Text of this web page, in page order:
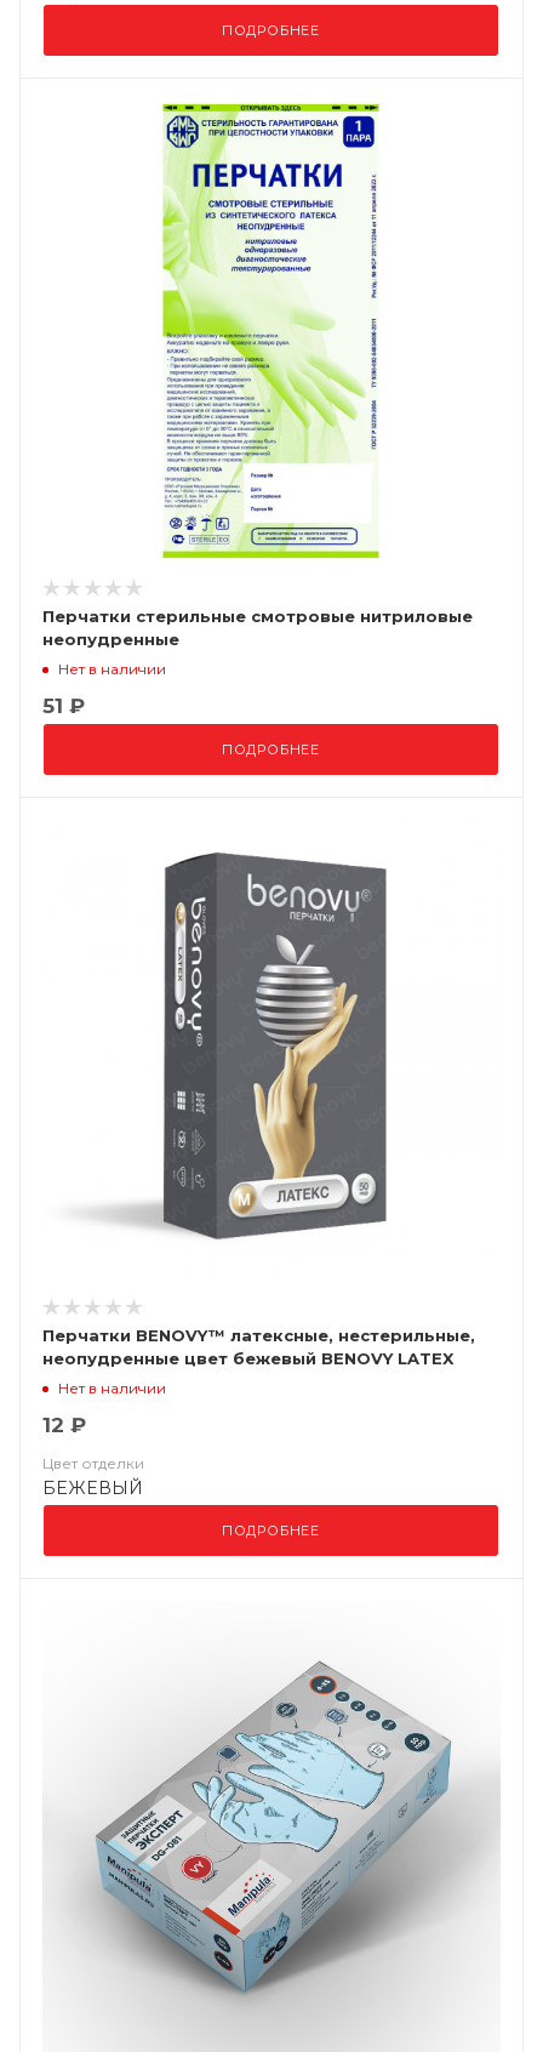
ПОДРОБНЕЕ
Перчатки стерильные смотровые нитриловые
неопудренные
Нет в наличии
51 ₽
ПОДРОБНЕЕ
Перчатки BENOVY™ латексные, нестерильные,
неопудренные цвет бежевый BENOVY LATEX
CHLORINATED
Нет в наличии
12 ₽
Цвет отделки
БЕЖЕВЫЙ
ПОДРОБНЕЕ